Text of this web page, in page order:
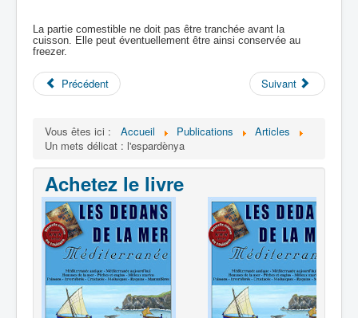
La partie comestible ne doit pas être tranchée avant la
cuisson. Elle peut éventuellement être ainsi conservée au
freezer.
Précédent Suivant
Vous êtes ici : Accueil Publications
Articles
Un mets délicat : l'espardènya
Achetez le livre